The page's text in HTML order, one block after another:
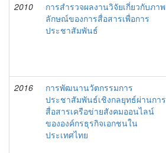
2010
การสำรวจผลงานวิจัยเกี่ยวกับภาพ
ลักษณ์ของการสื่อสารเพื่อการ
ประชาสัมพันธ์
2016
การพัฒนานวัตกรรมการ
ประชาสัมพันธ์เชิงกลยุทธ์ผ่านการ
สื่อสารเครือข่ายสังคมออนไลน์
ขององค์กรธุรกิจเอกชนใน
ประเทศไทย